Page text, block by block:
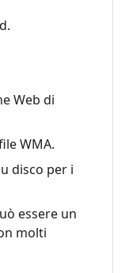
Web di
WMA.
disco per i
essere un
molti